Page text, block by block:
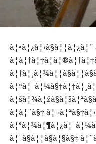
à¦à¦¨à§‡
à¦¯à§à¦¦à§à¦§à§‡